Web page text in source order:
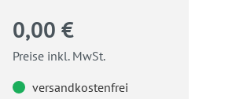
0,00 €
Preise inkl. MwSt.
versandkostenfrei